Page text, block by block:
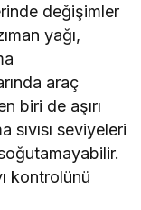
değişimler
yağı,
araç
biri de aşırı
sıvısı seviyeleri
kontrolünü